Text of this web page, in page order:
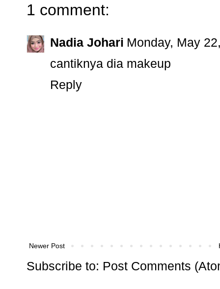
1 comment:
Nadia Johari Monday, May
cantiknya dia makeup
Reply
Newer Post
Subscribe to: Post Comments